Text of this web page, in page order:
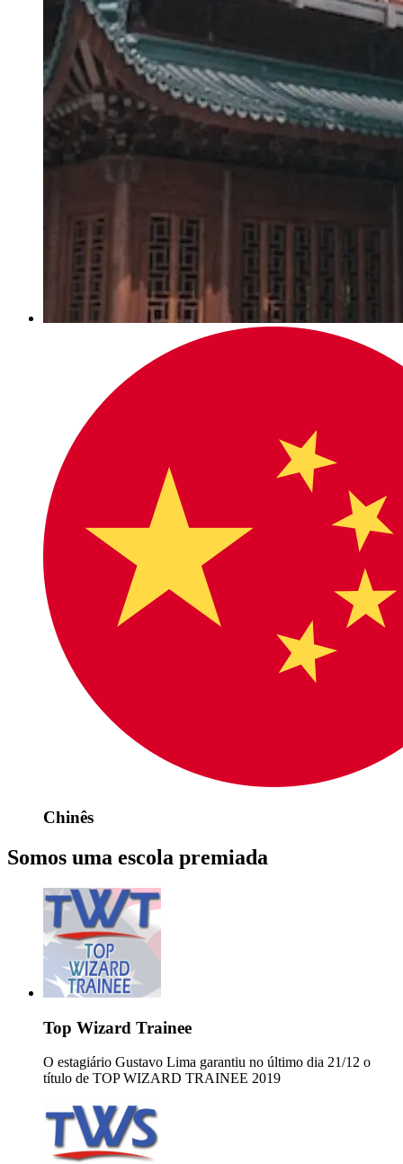
Chinês
Somos uma escola premiada
Top Wizard Trainee
O estagiário Gustavo Lima garantiu no último dia 21/12 o
título de TOP WIZARD TRAINEE 2019